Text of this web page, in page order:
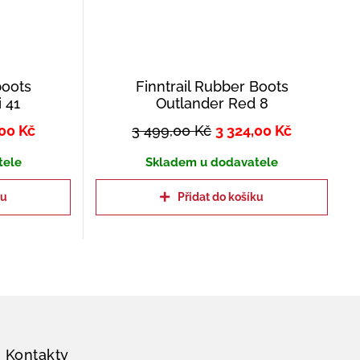
41
Kč
Finntrail Rubber Boots
Outlander Red 8
3 499,00Kč 3 324,00 Kč
Skladem u dodavatele
Přidat do košíku
Kontakty